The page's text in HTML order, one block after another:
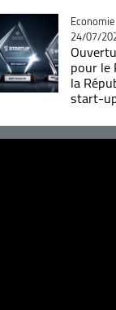
Catégorie
Economie
24/07/
pour le
la
start-